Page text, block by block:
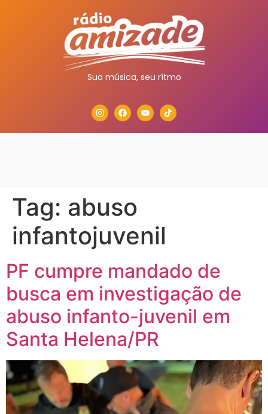
Sua música, seu rítmo
Tag: abuso
infantojuvenil
PF cumpre mandado de
busca em investigação de
abuso infanto-juvenil em
Santa Helena/PR